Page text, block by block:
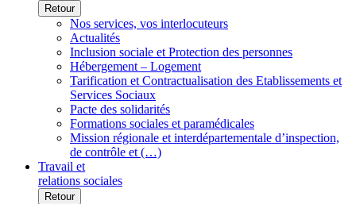
Retour
Nos services, vos interlocuteurs
Actualités
Inclusion sociale et Protection des personnes
Hébergement – Logement
Tarification et Contractualisation des Etablissements et
Services Sociaux
Pacte des solidarités
Formations sociales et paramédicales
Mission régionale et interdépartementale d’inspection,
de contrôle et (…)
Travail et
relations sociales
Retour